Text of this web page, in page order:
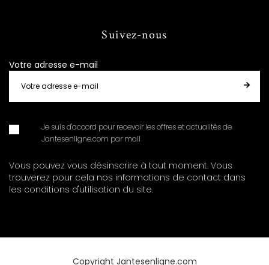
Suivez-nous
Votre adresse e-mail
Je suis d'accord pour recevoir les offres et actualités de
Jantesenligne.com par mail
Vous pouvez vous désinscrire à tout moment. Vous
trouverez pour cela nos informations de contact dans
les conditions d'utilisation du site.
Copyright Jantesenligne.com